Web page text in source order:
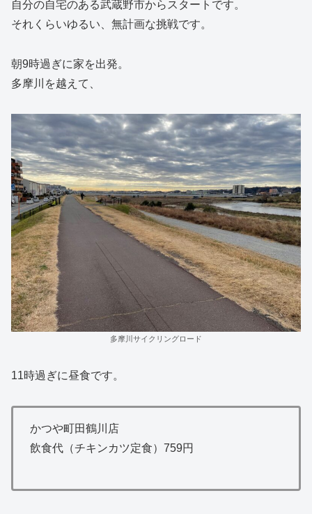
自分の自宅のある武蔵野市からスタートです。
それくらいゆるい、無計画な挑戦です。
朝9時過ぎに家を出発。
多摩川を越えて、
多摩川サイクリングロード
11時過ぎに昼食です。
かつや町田鶴川店
飲食代（チキンカツ定食）759円